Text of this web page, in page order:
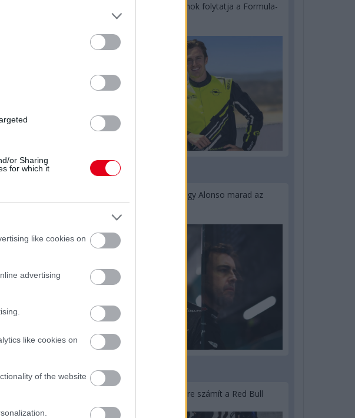
or Sharing
for which it
like cookies on
advertising
like cookies on
of the website
Újabb korábbi F2-es bajnok folytatja a Formula-
E-ben
2 napja
Newey biztos benne, hogy Alonso marad az
3 napja
Lassuló fejlesztési ütemre számít a Red Bull